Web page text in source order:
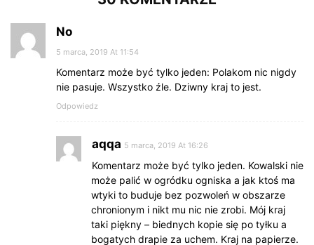
No
5 marca, 2019 At 11:54
Komentarz może być tylko jeden: Polakom nic nigdy
nie pasuje. Wszystko źle. Dziwny kraj to jest.
Odpowiedz
aqqa 5 marca, 2019 At 16:26
Komentarz może być tylko jeden. Kowalski nie
może palić w ogródku ogniska a jak ktoś ma
wtyki to buduje bez pozwoleń w obszarze
chronionym i nikt mu nic nie zrobi. Mój kraj
taki piękny – biednych kopie się po tyłku a
bogatych drapie za uchem. Kraj na papierze.